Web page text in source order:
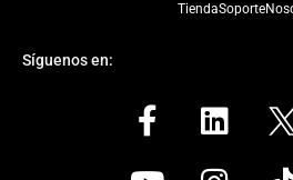
TiendaSoporte
Síguenos en: